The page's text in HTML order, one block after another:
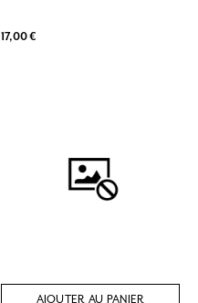
17,00 €
AJOUTER AU PANIER